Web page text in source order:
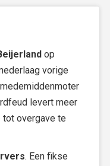
op
vorige
levert meer
tot overgave te
. Een fikse